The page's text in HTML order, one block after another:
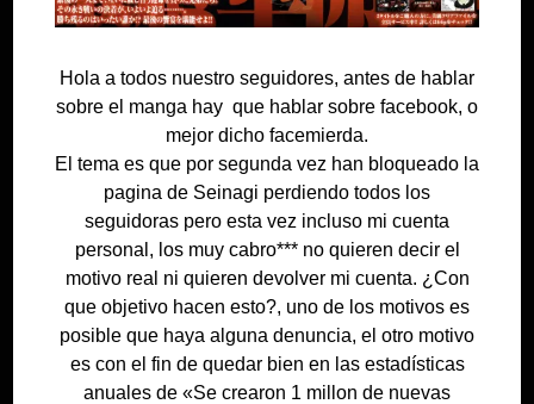
Hola a todos nuestro seguidores, antes de hablar
sobre el manga hay que hablar sobre facebook, o
mejor dicho facemierda.
El tema es que por segunda vez han bloqueado la
pagina de Seinagi perdiendo todos los
seguidoras pero esta vez incluso mi cuenta
personal, los muy cabro*** no quieren decir el
motivo real ni quieren devolver mi cuenta. ¿Con
que objetivo hacen esto?, uno de los motivos es
posible que haya alguna denuncia, el otro motivo
es con el fin de quedar bien en las estadísticas
anuales de «Se crearon 1 millon de nuevas